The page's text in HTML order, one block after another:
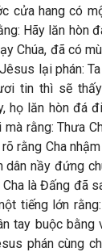
cửa hang có
Hãy lăn hòn
Chúa, đã có
lại phán:
tin thì sẽ
họ lăn hòn đá
rằng: Thưa
rằng Cha
nầy đứng
là Đấng đã
tiếng lớn
tay buộc bằng
phán cùng